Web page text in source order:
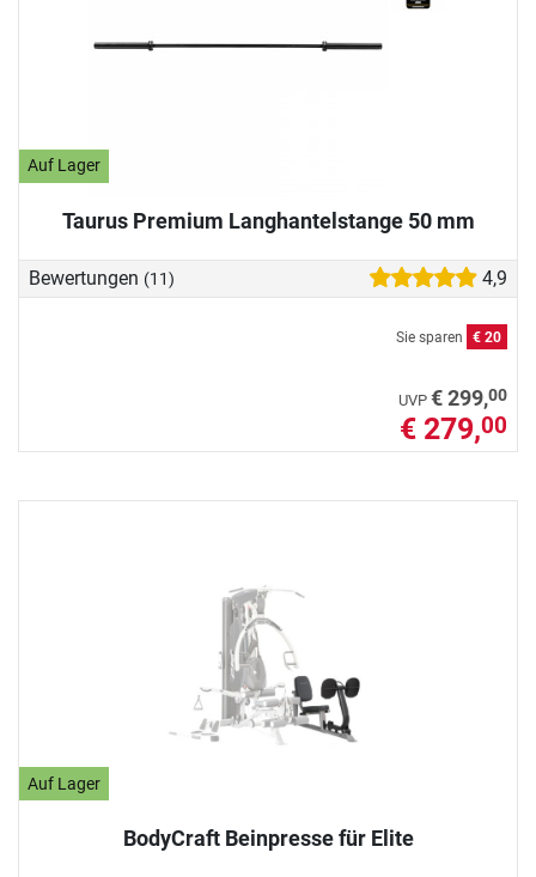
Auf Lager
Taurus Premium Langhantelstange 50 mm
Bewertungen (11) 4,9
Sie sparen € 20
UVP € 299,00
€ 279,00
Auf Lager
BodyCraft Beinpresse für Elite